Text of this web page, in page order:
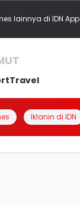
lainnya di IDN App
Travel
Iklanin di IDN